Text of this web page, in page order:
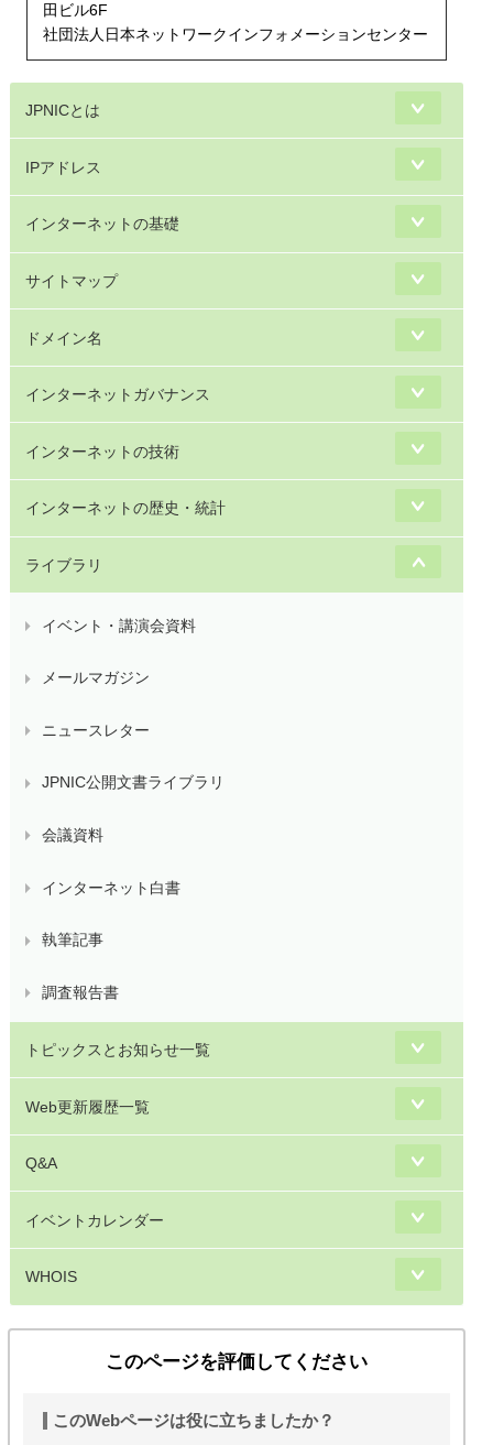
田ビル6F
社団法人日本ネットワークインフォメーションセンター
JPNICとは
IPアドレス
インターネットの基礎
サイトマップ
ドメイン名
インターネットガバナンス
インターネットの技術
インターネットの歴史・統計
ライブラリ
イベント・講演会資料
メールマガジン
ニュースレター
JPNIC公開文書ライブラリ
会議資料
インターネット白書
執筆記事
調査報告書
トピックスとお知らせ一覧
Web更新履歴一覧
Q&A
イベントカレンダー
WHOIS
このページを評価してください
このWebページは役に立ちましたか？